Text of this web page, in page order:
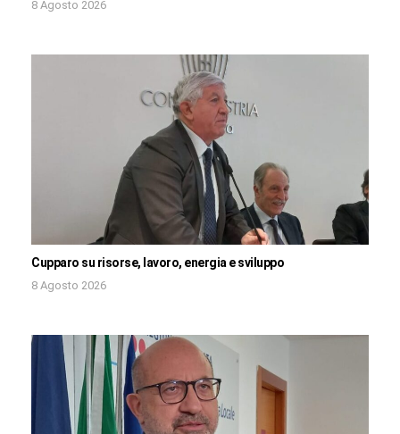
8 Agosto 2026
Cupparo su risorse, lavoro, energia e sviluppo
8 Agosto 2026